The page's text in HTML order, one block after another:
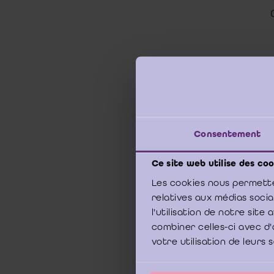
Consentement
Ce site web utilise des
Les cookies nous
relatives aux médias
l'utilisation de notre site
combiner celles-ci avec
votre utilisation de leurs
Pour